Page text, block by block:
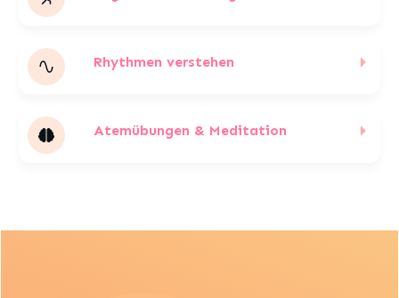
Rhythmen verstehen
Atemübungen & Meditation